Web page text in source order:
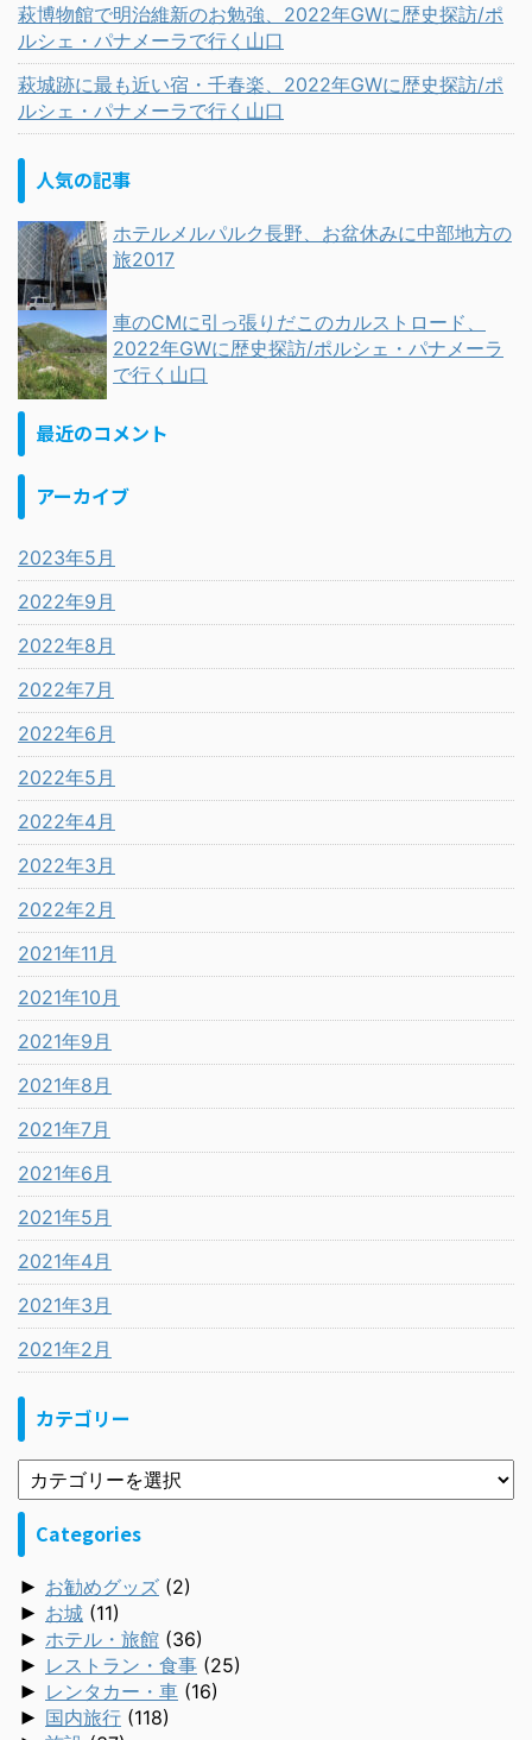
萩博物館で明治維新のお勉強、2022年GWに歴史探訪/ポ
ルシェ・パナメーラで行く山口
萩城跡に最も近い宿・千春楽、2022年GWに歴史探訪/ポ
ルシェ・パナメーラで行く山口
人気の記事
ホテルメルパルク長野、お盆休みに中部地方の
旅2017
車のCMに引っ張りだこのカルストロード、
2022年GWに歴史探訪/ポルシェ・パナメーラ
で行く山口
最近のコメント
アーカイブ
2023年5月
2022年9月
2022年8月
2022年7月
2022年6月
2022年5月
2022年4月
2022年3月
2022年2月
2021年11月
2021年10月
2021年9月
2021年8月
2021年7月
2021年6月
2021年5月
2021年4月
2021年3月
2021年2月
カテゴリー
Categories
► お勧めグッズ (2)
► お城 (11)
► ホテル・旅館 (36)
► レストラン・食事 (25)
► レンタカー・車 (16)
► 国内旅行 (118)